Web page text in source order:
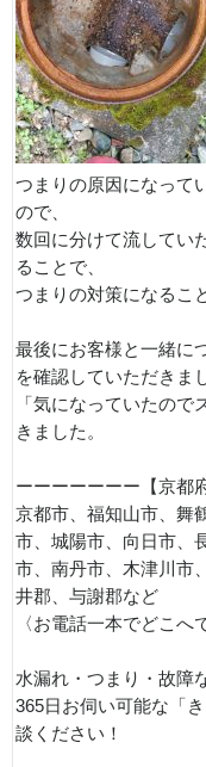
つまりの原因になって
ので、
数回に分けて流してい
ることで、
つまりの対策になるこ
最後にお客様と一緒に
を確認していただきま
「気になっていたの
きました。
ーーーーーーー【京都
京都市、福知山市、舞
市、城陽市、向日市、
市、南丹市、木津川市
井郡、与謝郡など
〈お電話一本でどこへ
水漏れ・つまり・故障
365日お伺い可能な「
談ください！